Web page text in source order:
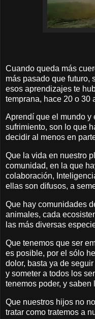
Cuando queda más
más pasado que futuro,
esos aprendizajes te
temprana, hace 20 o 30
Aprendí que el mundo y
sufrimiento, son lo que
decidir al menos en
Que la vida en nuestro
comunidad, en la que
colaboración,
ellas son difusos, a
Que hay comunidades
animales, cada
las más diversas
Que tenemos que ser
es posible, por el sólo
dolor, basta ya de
y someter a todos los
tenemos poder, y
Que nuestros hijos no
tratar como tratemos a